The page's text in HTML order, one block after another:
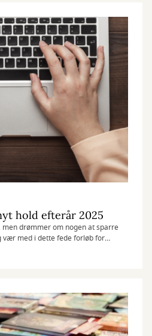
hold efterår 2025
drømmer om nogen at sparre
vær med i dette fede forløb for